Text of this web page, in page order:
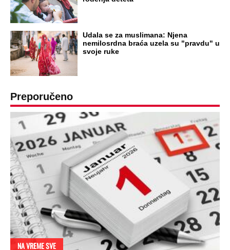
DRAMA ZBOG LJUBAVNE PRIČE
Zbog svadbe trudne Srpkinje i Albanca
proradio nacionalizam! Popljuvali ih samo
tako: "Ti si svoje srpsko izdala"